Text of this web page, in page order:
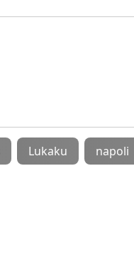
Lukaku napoli